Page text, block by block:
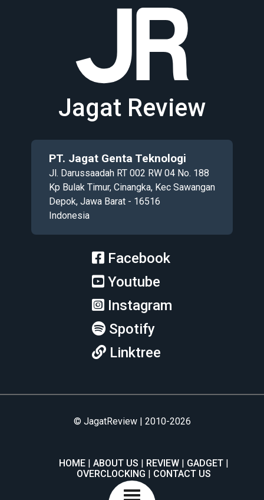
Jagat Review
PT. Jagat Genta Teknologi
Jl. Darussaadah RT 002 RW 04 No. 188
Kp Bulak Timur, Cinangka, Kec Sawangan
Depok, Jawa Barat - 16516
Indonesia
Facebook
Youtube
Instagram
Spotify
Linktree
© JagatReview | 2010-2026
HOME ABOUT US REVIEW
GADGET
OVERCLOCKING
CONTACT US